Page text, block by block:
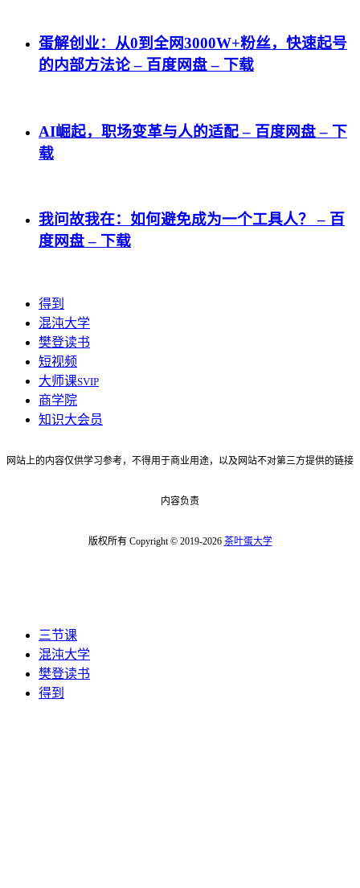
蛋解创业：从0到全网3000W+粉丝，快速起号
的内部方法论 – 百度网盘 – 下载
AI崛起，职场变革与人的适配 – 百度网盘 – 下
载
我问故我在：如何避免成为一个工具人？ – 百
度网盘 – 下载
得到
混沌大学
樊登读书
短视频
大师课SVIP
商学院
知识大会员
网站上的内容仅供学习参考，不得用于商业用途，以及网站不对第三方提供的链接
内容负责
版权所有 Copyright © 2019-2026 茶叶蛋大学
三节课
混沌大学
樊登读书
得到